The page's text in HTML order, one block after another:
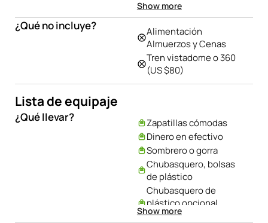
Calientes
Ollantaytambo
Tren ida y vuelta
Ollantaytambo – Aguas
Calientes
Ingreso a Machu Picchu​
Show more
¿Qué no incluye?
Alimentación
Almuerzos y Cenas
Tren vistadome o 360
(US $80)
Lista de equipaje
¿Qué llevar?
Zapatillas cómodas
Dinero en efectivo
Sombrero o gorra
Chubasquero, bolsas
de plástico
Chubasquero de
plástico opcional
(poncho)
Show more